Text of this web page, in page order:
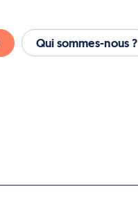
Qui sommes-nous ?